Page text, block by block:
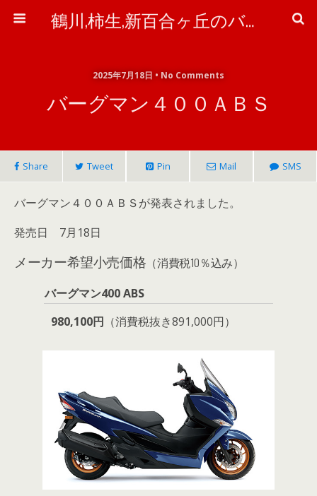
鶴川,柿生,新百合ヶ丘のバイク＆自転車屋さん「ワイズ・ピット」のブログ
2025年7月18日 • No Comments
バーグマン４００ＡＢＳ
Share Tweet Pin Mail SMS
バーグマン４００ＡＢＳが発表されました。
発売日 7月18日
メーカー希望小売価格 （消費税10％込み）
バーグマン400 ABS
980,100円 （消費税抜き891,000円）